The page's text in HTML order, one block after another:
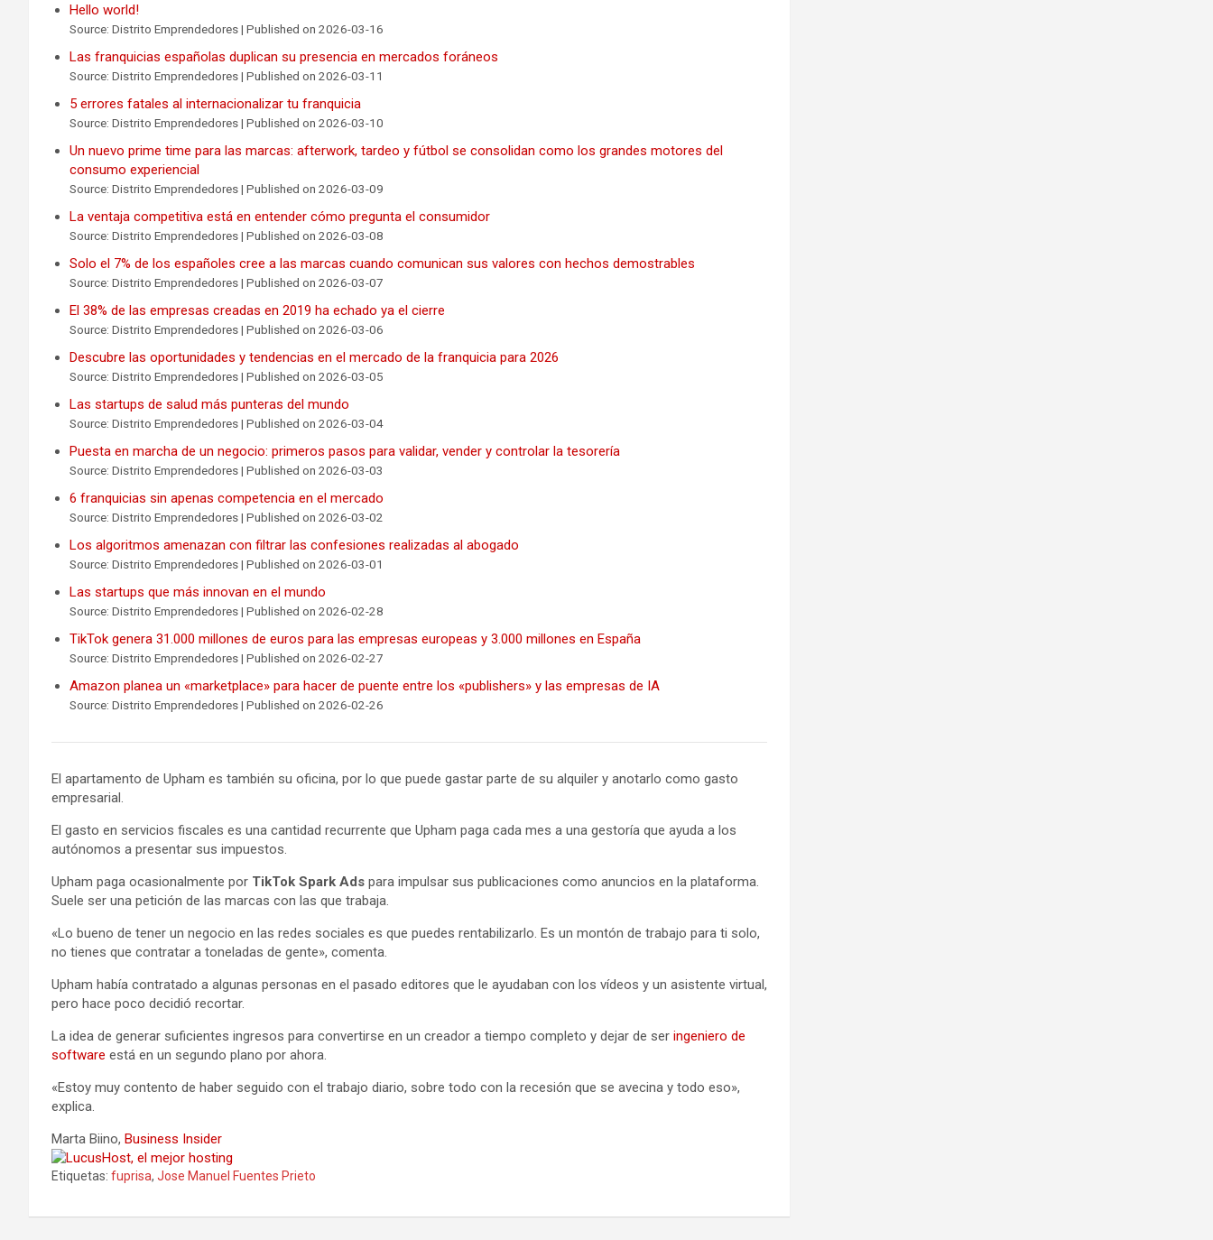
Hello world!
Source: Distrito Emprendedores Published on 2026-03-16
Las franquicias españolas duplican su presencia en mercados foráneos
Source: Distrito Emprendedores Published on 2026-03-11
5 errores fatales al internacionalizar tu franquicia
Source: Distrito Emprendedores Published on 2026-03-10
Un nuevo prime time para las marcas: afterwork, tardeo y fútbol se consolidan como los grandes motores del
consumo experiencial
Source: Distrito Emprendedores Published on 2026-03-09
La ventaja competitiva está en entender cómo pregunta el consumidor
Source: Distrito Emprendedores Published on 2026-03-08
Solo el 7% de los españoles cree a las marcas cuando comunican sus valores con hechos demostrables
Source: Distrito Emprendedores Published on 2026-03-07
El 38% de las empresas creadas en 2019 ha echado ya el cierre
Source: Distrito Emprendedores Published on 2026-03-06
Descubre las oportunidades y tendencias en el mercado de la franquicia para 2026
Source: Distrito Emprendedores Published on 2026-03-05
Las startups de salud más punteras del mundo
Source: Distrito Emprendedores Published on 2026-03-04
Puesta en marcha de un negocio: primeros pasos para validar, vender y controlar la tesorería
Source: Distrito Emprendedores Published on 2026-03-03
6 franquicias sin apenas competencia en el mercado
Source: Distrito Emprendedores Published on 2026-03-02
Los algoritmos amenazan con filtrar las confesiones realizadas al abogado
Source: Distrito Emprendedores Published on 2026-03-01
Las startups que más innovan en el mundo
Source: Distrito Emprendedores Published on 2026-02-28
TikTok genera 31.000 millones de euros para las empresas europeas y 3.000 millones en España
Source: Distrito Emprendedores Published on 2026-02-27
Amazon planea un «marketplace» para hacer de puente entre los «publishers» y las empresas de IA
Source: Distrito Emprendedores Published on 2026-02-26
El apartamento de Upham es también su oficina, por lo que puede gastar parte de su alquiler y anotarlo como gasto
empresarial.
El gasto en servicios fiscales es una cantidad recurrente que Upham paga cada mes a una gestoría que ayuda a los
autónomos a presentar sus impuestos.
Upham paga ocasionalmente por TikTok Spark Ads para impulsar sus publicaciones como anuncios en la plataforma.
Suele ser una petición de las marcas con las que trabaja.
«Lo bueno de tener un negocio en las redes sociales es que puedes rentabilizarlo. Es un montón de trabajo para ti solo,
no tienes que contratar a toneladas de gente», comenta.
Upham había contratado a algunas personas en el pasado editores que le ayudaban con los vídeos y un asistente virtual,
pero hace poco decidió recortar.
La idea de generar suficientes ingresos para convertirse en un creador a tiempo completo y dejar de ser ingeniero de
software está en un segundo plano por ahora.
«Estoy muy contento de haber seguido con el trabajo diario, sobre todo con la recesión que se avecina y todo eso»,
explica.
Marta Biino, Business Insider
Etiquetas: fuprisa, Jose Manuel Fuentes Prieto